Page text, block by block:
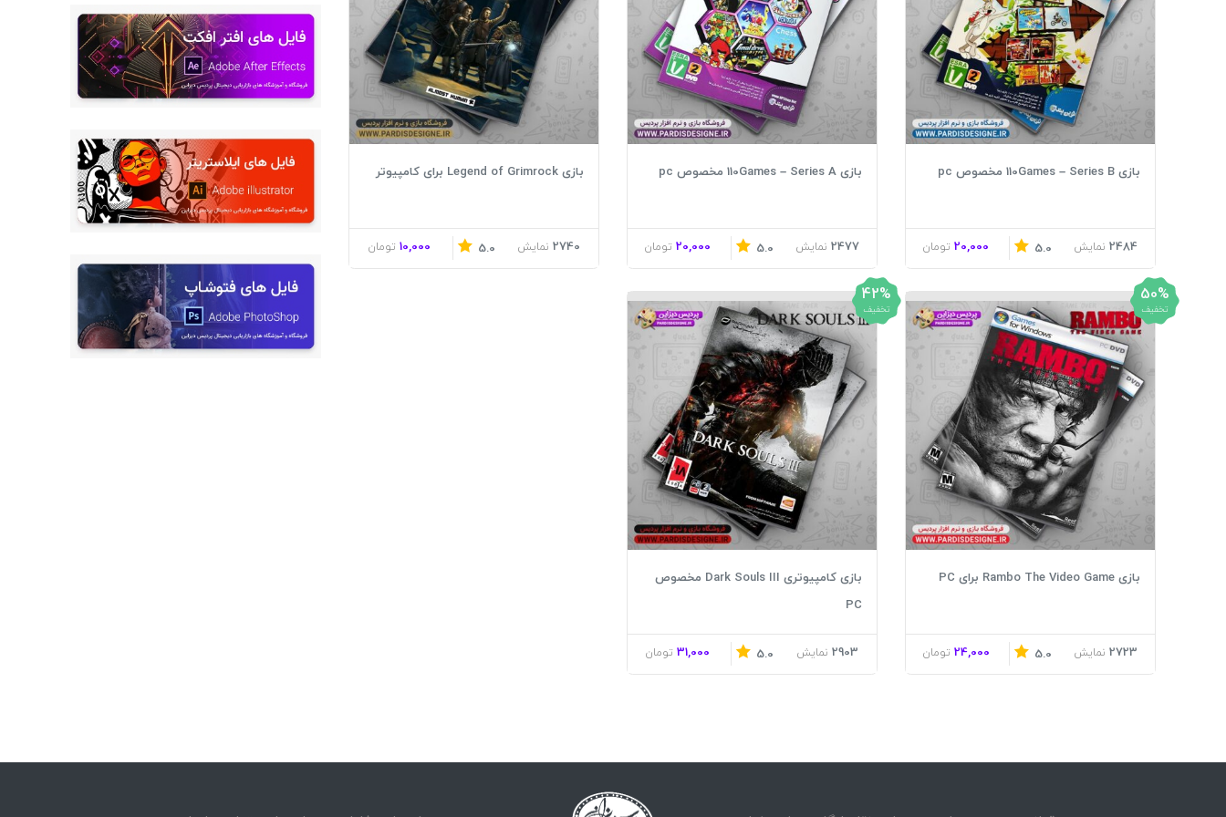
بازی 110Games – Series B مخصوص pc
2484 نمایش 5.0
20,000 تومان
بازی 110Games – Series A مخصوص pc
2477 نمایش 5.0
20,000 تومان
بازی Legend of Grimrock برای کامپیوتر
2740 نمایش 5.0
10,000 تومان
50%
تخفیف
بازی Rambo The Video Game برای PC
2723 نمایش 5.0
24,000 تومان
42%
تخفیف
بازی کامپیوتری Dark Souls III مخصوص
PC
2903 نمایش 5.0
31,000 تومان